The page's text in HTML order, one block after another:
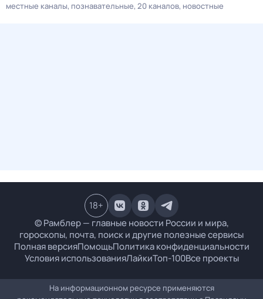
местные каналы познавательные 20 каналов новостные
© Рамблер — главные новости России и мира,
гороскопы, почта, поиск и другие полезные сервисы
Полная версияПомощьПолитика конфиденциальности
Условия использованияЛайкиТоп-100Все проекты
18+
На информационном ресурсе применяются